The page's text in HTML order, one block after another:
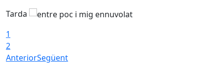
Tarda
1
2
AnteriorSegüent